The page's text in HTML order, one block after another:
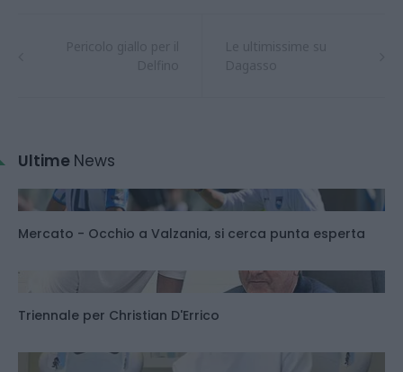
Ultime News
Mercato - Occhio a Valzania, si cerca punta esperta
Triennale per Christian D'Errico